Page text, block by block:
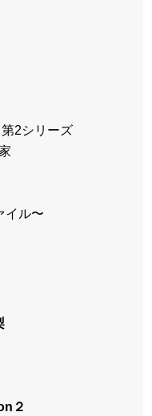
2シリーズ
イル〜
２